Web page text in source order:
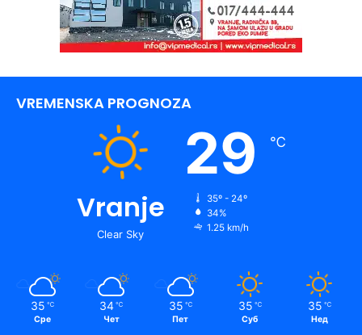
VREMENSKA PROGNOZA
Vranje
Clear Sky
29 ℃
35º - 24º
34%
1.25 km/h
35 ℃
Сре
34 ℃
Чет
35 ℃
Пет
35 ℃
Суб
35 ℃
Нед